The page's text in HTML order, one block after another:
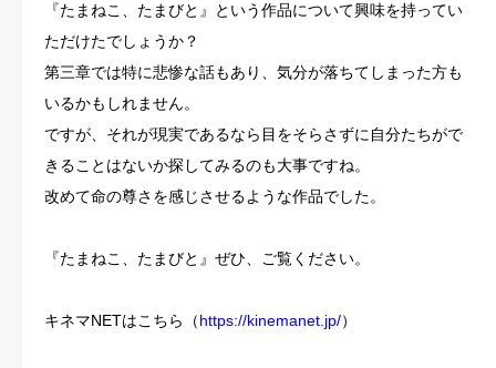
『たまねこ、たまびと』という作品について興味を持ってい
ただけたでしょうか？
第三章では特に悲惨な話もあり、気分が落ちてしまった方も
いるかもしれません。
ですが、それが現実であるなら目をそらさずに自分たちがで
きることはないか探してみるのも大事ですね。
改めて命の尊さを感じさせるような作品でした。
『たまねこ、たまびと』ぜひ、ご覧ください。
キネマNETはこちら（https://kinemanet.jp/）